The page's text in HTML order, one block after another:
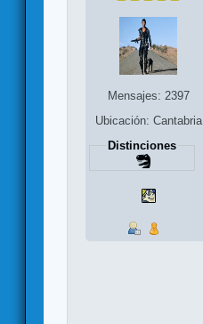
Mensajes: 2397
Ubicación: Cantabria
Distinciones